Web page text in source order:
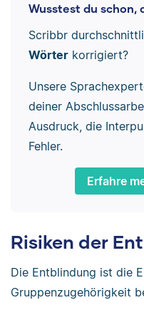
Wusstest du schon,
Scribbr
Wörterkorrigiert?
Unsere
deiner
Ausdruck, die
Fehler.
Erfahre
Risiken der
Die Entblindung ist die
Gruppenzugehörigkeit